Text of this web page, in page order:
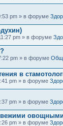
pm » в форуме
pm » в форуме
pm » в форуме
в
pm » в форуме
pm » в форуме
pm » в форуме